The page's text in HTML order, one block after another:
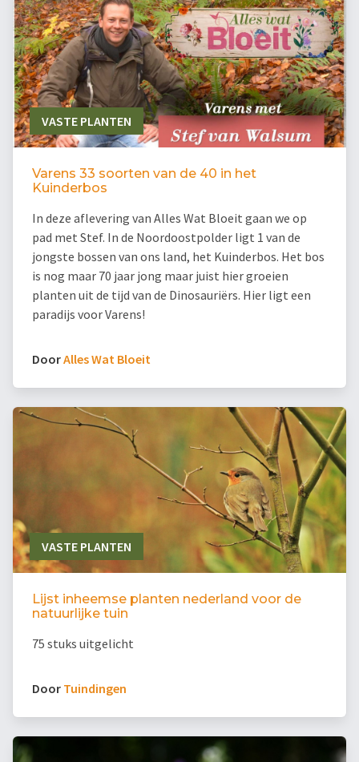
VASTE PLANTEN
Varens 33 soorten van de 40 in het
Kuinderbos
In deze aflevering van Alles Wat Bloeit gaan we op
pad met Stef. In de Noordoostpolder ligt 1 van de
jongste bossen van ons land, het Kuinderbos. Het bos
is nog maar 70 jaar jong maar juist hier groeien
planten uit de tijd van de Dinosauriërs. Hier ligt een
paradijs voor Varens!
DoorAlles Wat Bloeit
VASTE PLANTEN
Lijst inheemse planten nederland voor de
natuurlijke tuin
75 stuks uitgelicht
Door Tuindingen